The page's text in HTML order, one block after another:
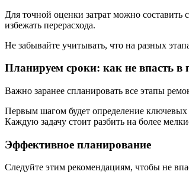
Для точной оценки затрат можно составить
избежать перерасхода.
Не забывайте учитывать, что на разных
Планируем сроки: как не впасть в
Важно заранее спланировать все этапы
Первым шагом будет определение ключевых
Каждую задачу стоит разбить на более
Эффективное планирование
Следуйте этим рекомендациям, чтобы не